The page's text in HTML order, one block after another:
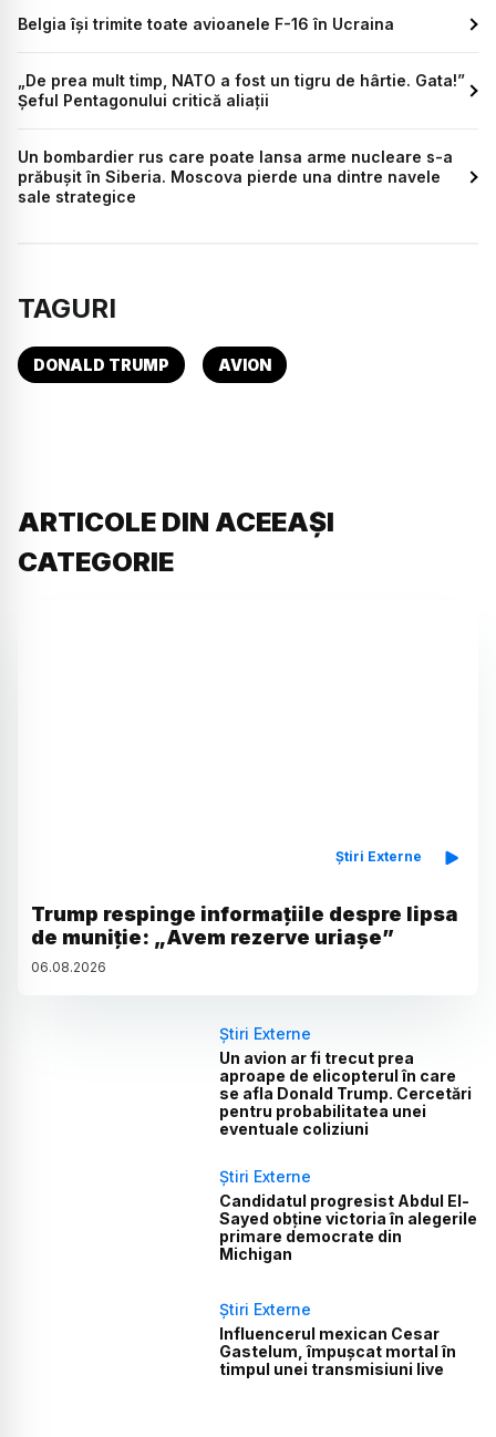
Belgia își trimite toate avioanele F-16 în Ucraina
„De prea mult timp, NATO a fost un tigru de hârtie. Gata!”
Șeful Pentagonului critică aliații
Un bombardier rus care poate lansa arme nucleare s-a
prăbușit în Siberia. Moscova pierde una dintre navele
sale strategice
TAGURI
DONALD TRUMP AVION
ARTICOLE DIN ACEEAȘI
CATEGORIE
Știri Externe
Trump respinge informațiile despre lipsa
de muniție: „Avem rezerve uriașe”
06.08.2026
Știri Externe
Un avion ar fi trecut prea
aproape de elicopterul în care
se afla Donald Trump. Cercetări
pentru probabilitatea unei
eventuale coliziuni
Știri Externe
Candidatul progresist Abdul El-
Sayed obține victoria în alegerile
primare democrate din
Michigan
Știri Externe
Influencerul mexican Cesar
Gastelum, împușcat mortal în
timpul unei transmisiuni live